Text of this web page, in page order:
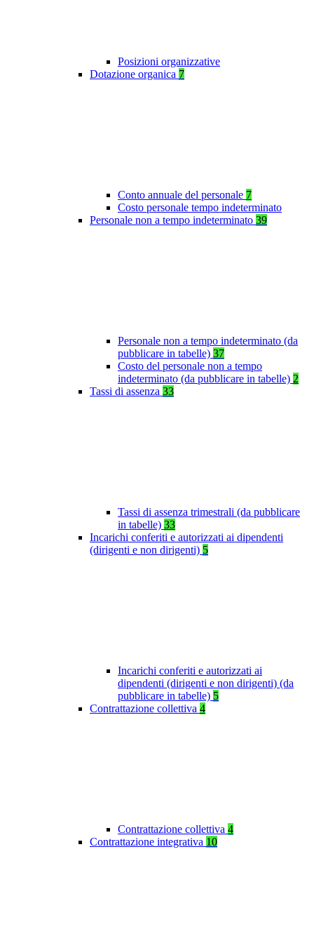
Posizioni organizzative
Dotazione organica 7
Conto annuale del personale 7
Costo personale tempo indeterminato
Personale non a tempo indeterminato 39
Personale non a tempo indeterminato (da
pubblicare in tabelle) 37
Costo del personale non a tempo
indeterminato (da pubblicare in tabelle) 2
Tassi di assenza 33
Tassi di assenza trimestrali (da pubblicare
in tabelle) 33
Incarichi conferiti e autorizzati ai dipendenti
(dirigenti e non dirigenti) 5
Incarichi conferiti e autorizzati ai
dipendenti (dirigenti e non dirigenti) (da
pubblicare in tabelle) 5
Contrattazione collettiva 4
Contrattazione collettiva 4
Contrattazione integrativa 10